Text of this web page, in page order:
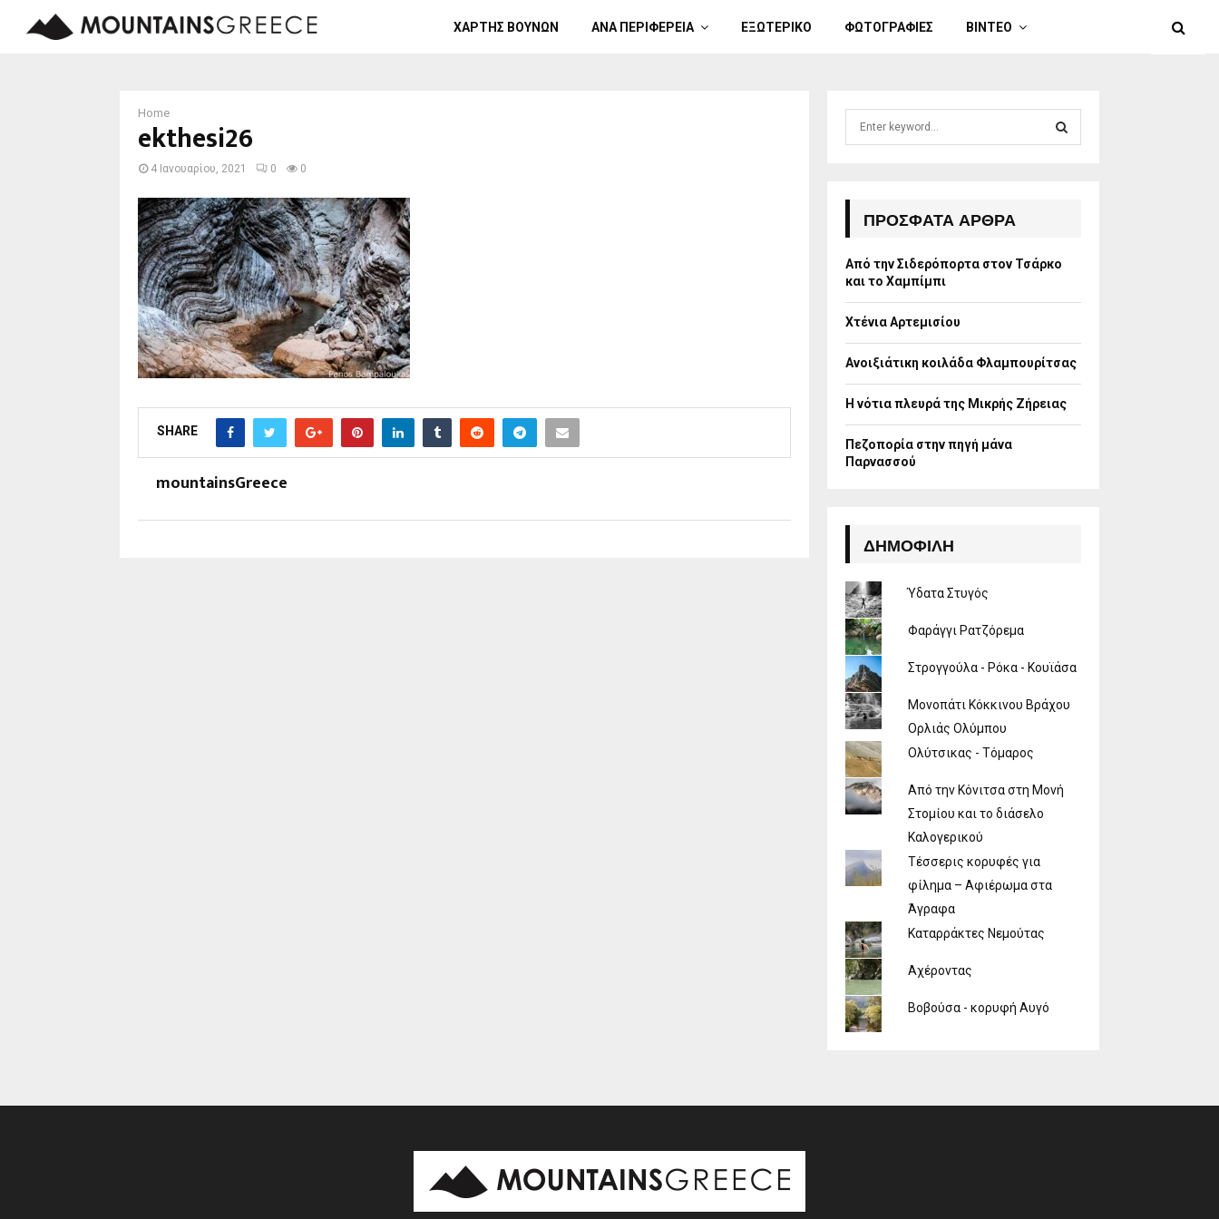
ΧΑΡΤΗΣ ΒΟΥΝΩΝ ΑΝΑ ΠΕΡΙΦΕΡΕΙΑ ΕΞΩΤΕΡΙΚΟ ΦΩΤΟΓΡΑΦΙΕΣ ΒΙΝΤΕΟ
Home
ekthesi26
4 Ιανουαρίου, 2021 0 0
SHARE
mountainsGreece
r
:
R
H
ΠΡΌΣΦΑΤΑ ΆΡΘΡΑ
Από την Σιδερόπορτα στον Τσάρκο
και το Χαμπίμπι
Χτένια Αρτεμισίου
Ανοιξιάτικη κοιλάδα Φλαμπουρίτσας
Η νότια πλευρά της Μικρής Ζήρειας
Πεζοπορία στην πηγή μάνα
Παρνασσού
ΔΗΜΟΦΙΛΉ
Ύδατα Στυγός
Φαράγγι Ρατζόρεμα
Στρογγούλα - Ρόκα - Κουϊάσα
Μονοπάτι Κόκκινου Βράχου
Ορλιάς Ολύμπου
Ολύτσικας - Τόμαρος
Από την Κόνιτσα στη Μονή
Στομίου και το διάσελο
Καλογερικού
Τέσσερις κορυφές για
φίλημα – Αφιέρωμα στα
Άγραφα
Καταρράκτες Νεμούτας
Αχέροντας
Βοβούσα - κορυφή Αυγό